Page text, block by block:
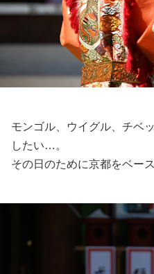
モンゴル、ウイグル、チベ
したい…。
その日のために京都をベー